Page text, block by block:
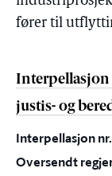
fører til
Interpellasjon
justis- og
Interpellasjon
Oversendt